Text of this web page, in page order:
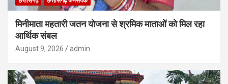
मिनीमाता महतारी जतन योजना से श्रमिक माताओं को मिल रहा
आर्थिक संबल
August 9, 2026 admin